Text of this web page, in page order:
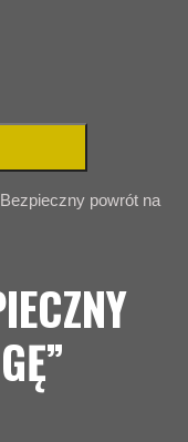
powrót na